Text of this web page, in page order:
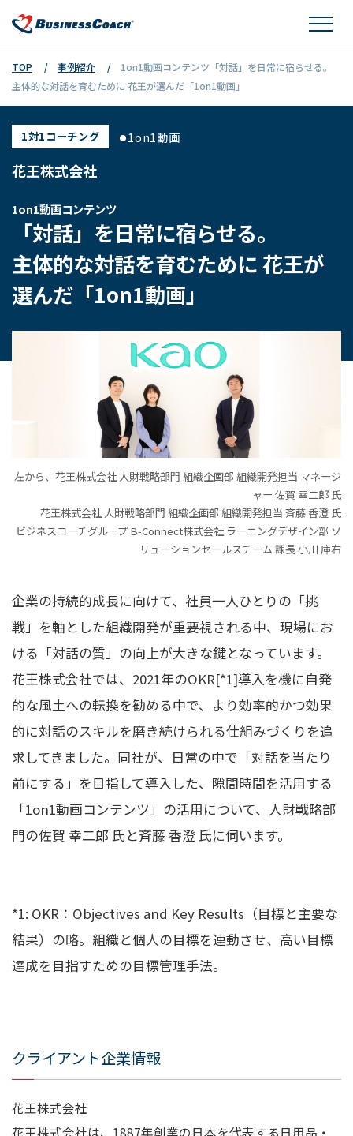
TOP 事例紹介
1on1動画コンテンツ「対話」を日常に宿らせる。
主体的な対話を育むために 花王が選んだ「1on1動画」
1対1コーチング 1on1動画
花王株式会社
1on1動画コンテンツ
「対話」を日常に宿らせる。
主体的な対話を育むために 花王が
選んだ「1on1動画」
左から、花王株式会社 人財戦略部門 組織企画部 組織開発担当 マネージ
ャー 佐賀 幸二郎 氏
花王株式会社 人財戦略部門 組織企画部 組織開発担当 斉藤 香澄 氏
ビジネスコーチグループ B-Connect株式会社 ラーニングデザイン部 ソ
リューションセールスチーム 課長 小川 庫右
企業の持続的成長に向けて、社員一人ひとりの「挑
戦」を軸とした組織開発が重要視される中、現場にお
ける「対話の質」の向上が大きな鍵となっています。
花王株式会社では、2021年のOKR[*1]導入を機に自発
的な風土への転換を勧める中で、より効率的かつ効果
的に対話のスキルを磨き続けられる仕組みづくりを追
求してきました。同社が、日常の中で「対話を当たり
前にする」を目指して導入した、隙間時間を活用する
「1on1動画コンテンツ」の活用について、人財戦略部
門の佐賀 幸二郎 氏と斉藤 香澄 氏に伺います。
*1: OKR：Objectives and Key Results（目標と主要な
結果）の略。組織と個人の目標を連動させ、高い目標
達成を目指すための目標管理手法。
クライアント企業情報
花王株式会社
花王株式会社は、1887年創業の日本を代表する日用品・